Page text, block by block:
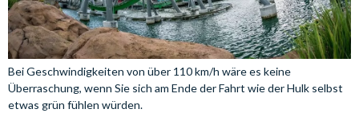
Bei Geschwindigkeiten von über 110 km/h wäre es keine
Überraschung, wenn Sie sich am Ende der Fahrt wie der Hulk selbst
etwas grün fühlen würden.